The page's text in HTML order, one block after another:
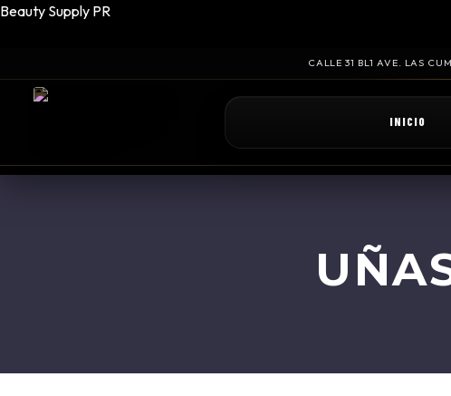
Beauty Supply PR
CALLE 31 BL1 AVE. LAS
INICIO